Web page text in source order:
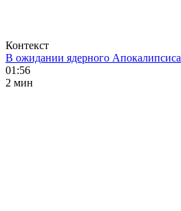
Контекст
В ожидании ядерного Апокалипсиса
01:56
2 мин